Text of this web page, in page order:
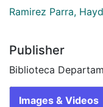
Ramirez Parra,
Publisher
Biblioteca
Images & Videos